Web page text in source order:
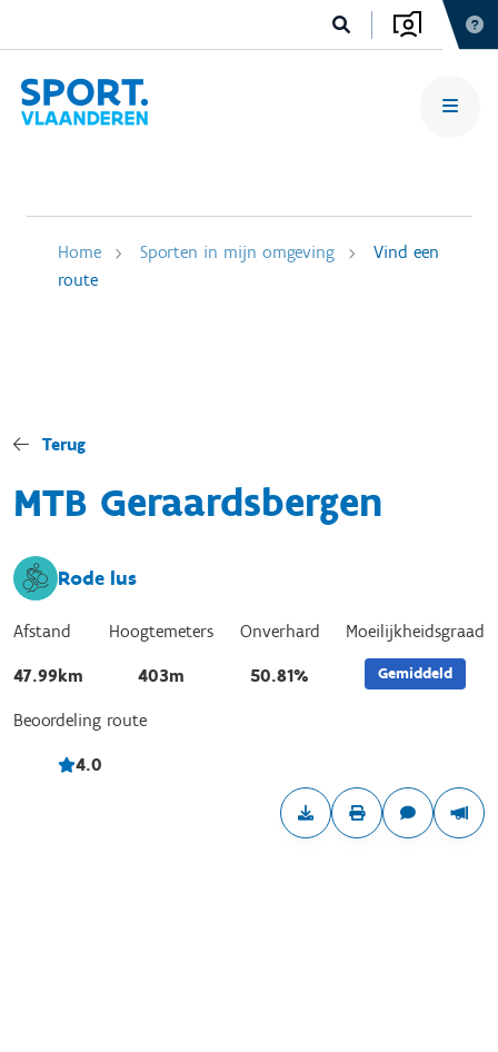
Home Sporten in mijn omgeving
Vind een
route
Terug
MTB Geraardsbergen
Rode lus
Afstand
47.99km
Hoogtemeters
403m
Onverhard
50.81%
Moeilijkheidsgraad
Gemiddeld
Beoordeling route
4.0